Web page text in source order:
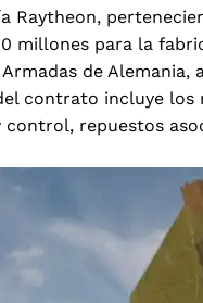
Raytheon,
millones para la
Armadas de
contrato incluye
control, repuestos